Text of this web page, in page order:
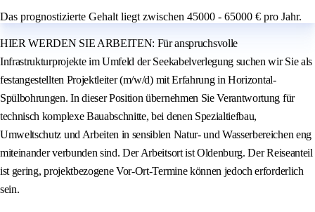
Das prognostizierte Gehalt liegt zwischen 45000 - 65000 € pro Jahr.
HIER WERDEN SIE ARBEITEN: Für anspruchsvolle
Infrastrukturprojekte im Umfeld der Seekabelverlegung suchen wir Sie als
festangestellten Projektleiter (m/w/d) mit Erfahrung in Horizontal-
Spülbohrungen. In dieser Position übernehmen Sie Verantwortung für
technisch komplexe Bauabschnitte, bei denen Spezialtiefbau,
Umweltschutz und Arbeiten in sensiblen Natur- und Wasserbereichen eng
miteinander verbunden sind. Der Arbeitsort ist Oldenburg. Der Reiseanteil
ist gering, projektbezogene Vor-Ort-Termine können jedoch erforderlich
sein.